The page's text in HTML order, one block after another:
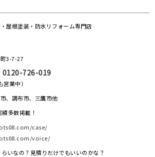
屋根塗装・防水リフォーム専門店
3-7-27
0120-726-019
業中）
、調布市、三鷹市他
多数掲載！
case/
voice/
いなの？見積りだけでもいいのかな？